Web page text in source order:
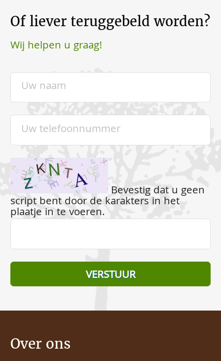
Of liever teruggebeld worden?
Wij helpen u graag!
Bevestig dat u geen
script bent door de karakters in het
plaatje in te voeren.
Over ons